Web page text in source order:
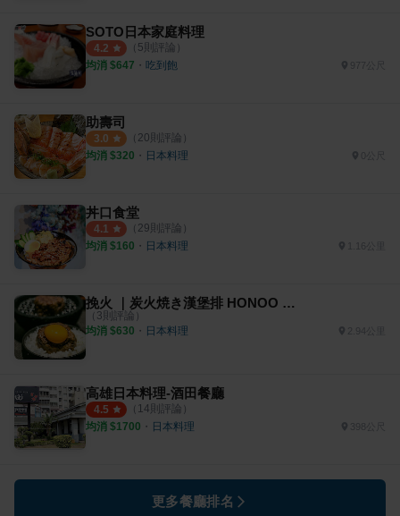
SOTO日本家庭料理
4.2 （ 5則評論）
均消 $647 ・ 吃到飽
助壽司
3.0 （ 20則評論）
均消 $320 ・ 日本料理
丼口食堂
4.1 （ 29則評論）
均消 $160 ・ 日本料理
挽火 ｜炭火焼き漢堡排 HONOO HANBAGU｜高雄澄清店
（ 3則評論）
均消 $630 ・ 日本料理 2.94公里
高雄日本料理-酒田餐廳
4.5 （ 14則評論）
均消 $1700 ・ 日本料理
更多餐廳排名